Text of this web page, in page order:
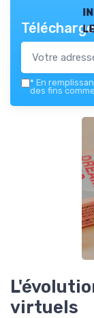
* En
des fins
virtuels